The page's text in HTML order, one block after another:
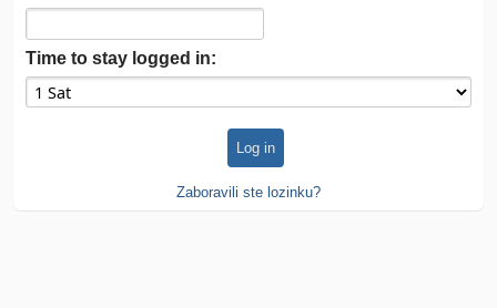
Time to stay logged in:
Zaboravili ste lozinku?